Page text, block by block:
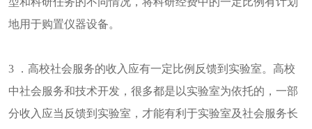
地用于购置仪器设备。
3 ．高校社会服务的收入应有一定比例反馈到实验室。高校
中社会服务和技术开发，很多都是以实验室为依托的，一部
分收入应当反馈到实验室，才能有利于实验室及社会服务长